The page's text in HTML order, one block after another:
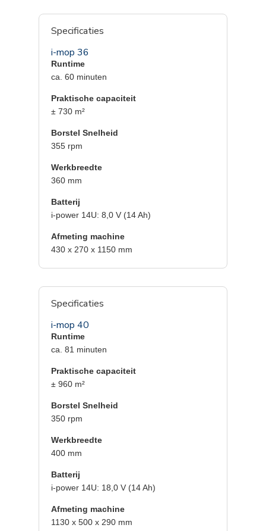
Specificaties
i-mop 36
Runtime
ca. 60 minuten
Praktische capaciteit
± 730 m²
Borstel Snelheid
355 rpm
Werkbreedte
360 mm
Batterij
i-power 14U: 8,0 V (14 Ah)
Afmeting machine
430 x 270 x 1150 mm
Specificaties
i-mop 40
Runtime
ca. 81 minuten
Praktische capaciteit
± 960 m²
Borstel Snelheid
350 rpm
Werkbreedte
400 mm
Batterij
i-power 14U: 18,0 V (14 Ah)
Afmeting machine
1130 x 500 x 290 mm